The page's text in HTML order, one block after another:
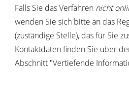
Falls Sie das Verfahren nicht
wenden Sie sich bitte an das
(zuständige Stelle), das für Sie
Kontaktdaten finden Sie über
Abschnitt "Vertiefende